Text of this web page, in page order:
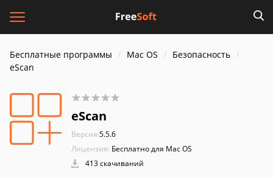
Бесплатные программы Mac OS
Безопасность
eScan
eScan
Версия:5.5.6
Лицензия: Бесплатно для Mac OS
413 скачиваний